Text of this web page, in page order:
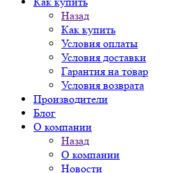
Назад
Как купить
Условия оплаты
Условия доставки
Гарантия на товар
Условия возврата
Производители
Блог
О компании
Назад
О компании
Новости